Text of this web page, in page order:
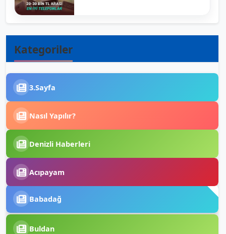
Kategoriler
3.Sayfa
Nasıl Yapılır?
Denizli Haberleri
Acıpayam
Babadağ
Buldan